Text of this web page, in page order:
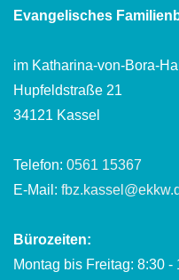
Evangelisches
im Katharina-von-Bora-
Hupfeldstraße 21
34121 Kassel
Telefon: 0561 15367
E-Mail:
Bürozeiten:
Montag bis Freitag: 8:30 -